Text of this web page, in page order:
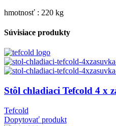
hmotnosť : 220 kg
Súvisiace produkty
Stôl chladiaci Tefcold 4 x
Tefcold
Dopytovať produkt